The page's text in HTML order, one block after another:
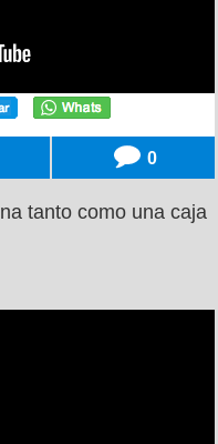
0
tanto como una caja